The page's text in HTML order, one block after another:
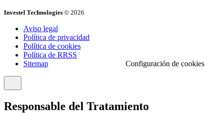
Investel Technologies © 2026.
Aviso legal
Política de privacidad
Política de cookies
Política de RRSS
Sitemap
Configuración de cookies
Responsable del Tratamiento